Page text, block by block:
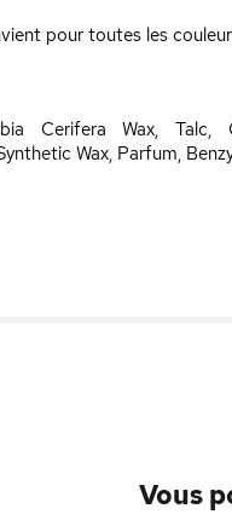
pour toutes les
Cerifera Wax, Talc,
Wax, Parfum,
Vous